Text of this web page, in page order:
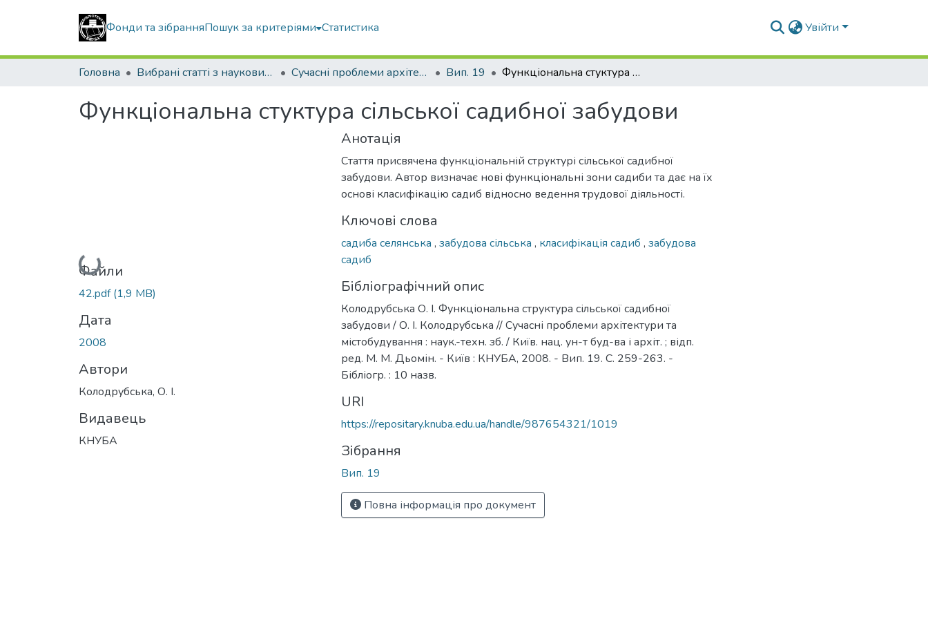
Фонди та зібранняПошук за критеріями Статистика Увійти
Головна Вибрані статті з наукових збірників КНУБА Сучасні проблеми архітектури та містобудування Вип. 19 Функціональна стуктура сільської садибної забудови
Функціональна стуктура сільської садибної забудови
Вантажиться...
Файли
42.pdf(1,9 MB)
Дата
2008
Автори
Колодрубська, О. І.
Видавець
КНУБА
Анотація
Стаття присвячена функціональній структурі сільської садибної
забудови. Автор визначає нові функціональні зони садиби та дає на їх
основі класифікацію садиб відносно ведення трудової діяльності.
Ключові слова
садиба селянська , забудова сільська , класифікація садиб , забудова
садиб
Бібліографічний опис
Колодрубська О. І. Функціональна структура сільської садибної
забудови / О. І. Колодрубська // Сучасні проблеми архітектури та
містобудування : наук.-техн. зб. / Київ. нац. ун-т буд-ва і архіт. ; відп.
ред. М. М. Дьомін. - Київ : КНУБА, 2008. - Вип. 19. С. 259-263. -
Бібліогр. : 10 назв.
URI
https://repositary.knuba.edu.ua/handle/987654321/1019
Зібрання
Вип. 19
Повна інформація про документ